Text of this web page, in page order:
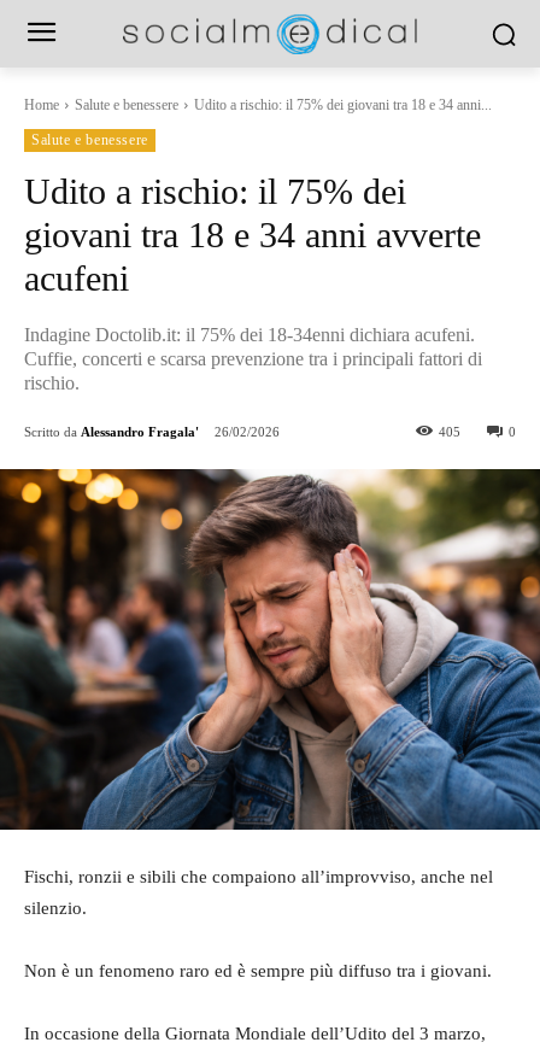
Home Salute e benessere Udito a rischio: il 75% dei giovani tra 18 e 34 anni...
Salute e benessere
Udito a rischio: il 75% dei
giovani tra 18 e 34 anni avverte
acufeni
Indagine Doctolib.it: il 75% dei 18-34enni dichiara acufeni.
Cuffie, concerti e scarsa prevenzione tra i principali fattori di
rischio.
Scritto da Alessandro Fragala' 26/02/2026 0
405
Fischi, ronzii e sibili che compaiono all’improvviso, anche nel
silenzio.
Non è un fenomeno raro ed è sempre più diffuso tra i giovani.
In occasione della Giornata Mondiale dell’Udito del 3 marzo,